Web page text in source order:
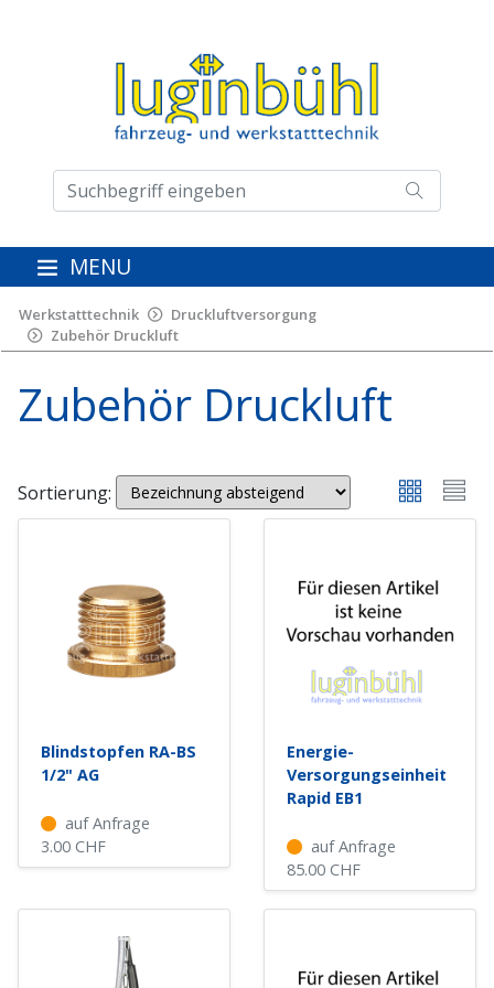
MENU
Werkstatttechnik
Druckluftversorgung
Zubehör Druckluft
Zubehör Druckluft
Sortierung:
Blindstopfen RA-BS
1/2" AG
auf Anfrage
3.00 CHF
Energie-
Versorgungseinheit
Rapid EB1
auf Anfrage
85.00 CHF